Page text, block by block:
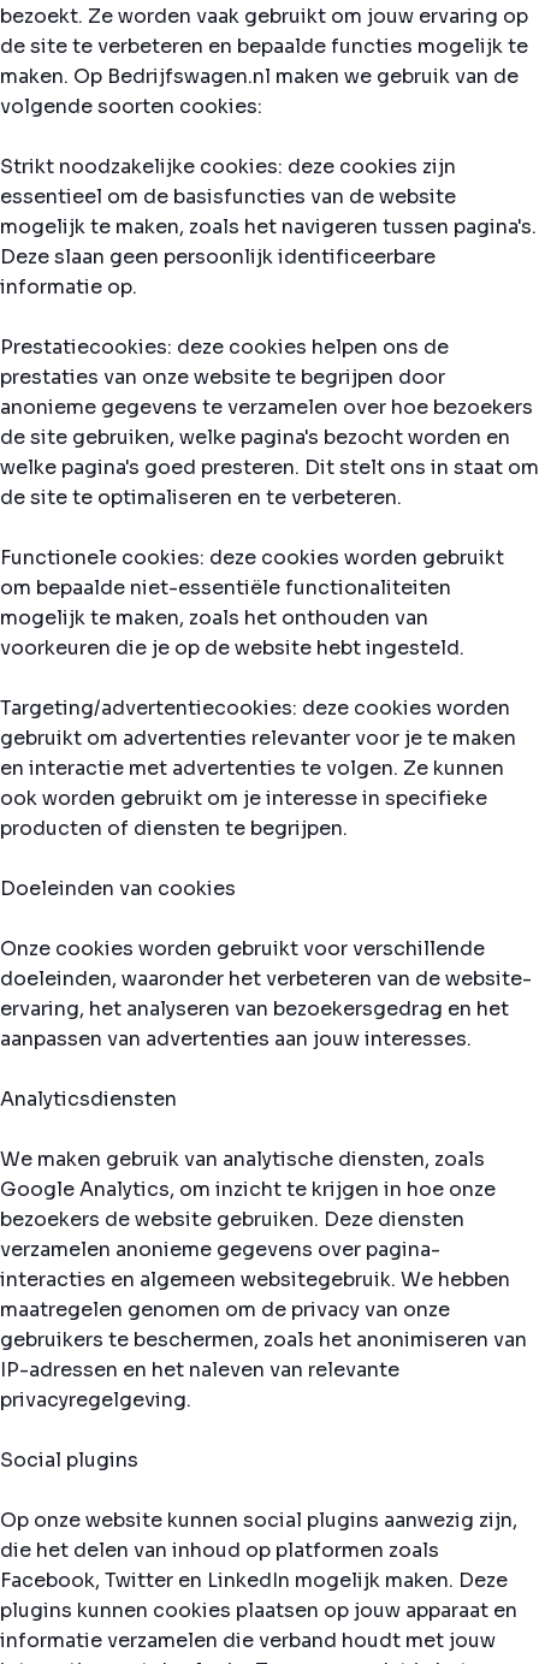
bezoekt. Ze worden vaak gebruikt om jouw ervaring op
de site te verbeteren en bepaalde functies mogelijk te
maken. Op Bedrijfswagen.nl maken we gebruik van de
volgende soorten cookies:
Strikt noodzakelijke cookies: deze cookies zijn
essentieel om de basisfuncties van de website
mogelijk te maken, zoals het navigeren tussen pagina's.
Deze slaan geen persoonlijk identificeerbare
informatie op.
Prestatiecookies: deze cookies helpen ons de
prestaties van onze website te begrijpen door
anonieme gegevens te verzamelen over hoe bezoekers
de site gebruiken, welke pagina's bezocht worden en
welke pagina's goed presteren. Dit stelt ons in staat om
de site te optimaliseren en te verbeteren.
Functionele cookies: deze cookies worden gebruikt
om bepaalde niet-essentiële functionaliteiten
mogelijk te maken, zoals het onthouden van
voorkeuren die je op de website hebt ingesteld.
Targeting/advertentiecookies: deze cookies worden
gebruikt om advertenties relevanter voor je te maken
en interactie met advertenties te volgen. Ze kunnen
ook worden gebruikt om je interesse in specifieke
producten of diensten te begrijpen.
Doeleinden van cookies
Onze cookies worden gebruikt voor verschillende
doeleinden, waaronder het verbeteren van de website-
ervaring, het analyseren van bezoekersgedrag en het
aanpassen van advertenties aan jouw interesses.
Analyticsdiensten
We maken gebruik van analytische diensten, zoals
Google Analytics, om inzicht te krijgen in hoe onze
bezoekers de website gebruiken. Deze diensten
verzamelen anonieme gegevens over pagina-
interacties en algemeen websitegebruik. We hebben
maatregelen genomen om de privacy van onze
gebruikers te beschermen, zoals het anonimiseren van
IP-adressen en het naleven van relevante
privacyregelgeving.
Social plugins
Op onze website kunnen social plugins aanwezig zijn,
die het delen van inhoud op platformen zoals
Facebook, Twitter en LinkedIn mogelijk maken. Deze
plugins kunnen cookies plaatsen op jouw apparaat en
informatie verzamelen die verband houdt met jouw